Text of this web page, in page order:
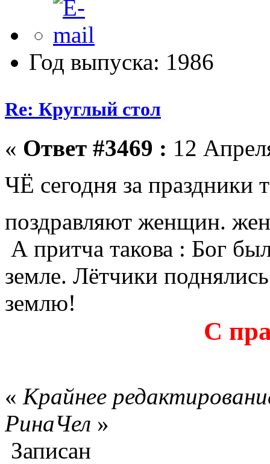
Год выпуска: 1986
Re: Круглый стол
« Ответ #3469 : 12
ЧЁ сегодня за праздники
поздравляют женщин.
А притча такова : Бог
земле. Лётчики
землю!
С
« Крайнее
РинаЧел »
Записан